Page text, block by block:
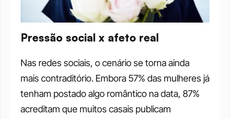
Pressão social x afeto real
Nas redes sociais, o cenário se torna ainda
mais contraditório. Embora 57% das mulheres já
tenham postado algo romântico na data, 87%
acreditam que muitos casais publicam